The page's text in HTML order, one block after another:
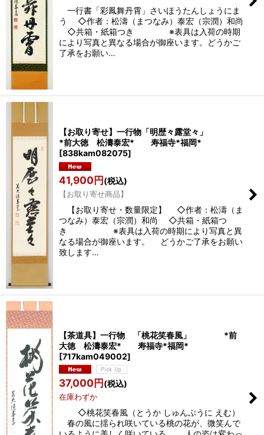
一行書「彩鳳舞丹霄」さいほうたんしょうにま
う ◇作者：松濤（まつなみ）泰宏（宗潤）和尚
◇共箱・紙箱つき ※表具は入荷の時期
により写真と異なる場合が御座います。どうかご
了承をお願い…
【お取り寄せ】一行物「明歴々露堂々」
*前大徳 松濤泰宏* 寿福寺*福岡*
[838kam082075]
41,900円(税込)
【お取り寄せ商品】
【お取り寄せ・数量限定】 ◇作者：松濤（ま
つなみ）泰宏（宗潤）和尚 ◇共箱・紙箱つ
き ※表具は入荷の時期により写真と異
なる場合が御座います。 どうかご了承をお願い
致します…
【茶道具】一行物 「桃花笑春風」 *前
大徳 松濤泰宏* 寿福寺*福岡*
[717kam049002]
37,000円(税込)
在庫わずか
◇桃花笑春風（とうか しゅんぷうに えむ）
春の風に揺られ咲いている桃の花が、微笑んで